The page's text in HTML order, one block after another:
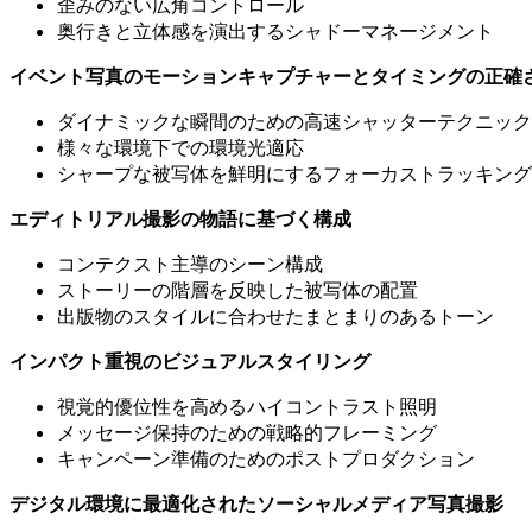
奥行きと立体感を演出するシャドーマネージメント
イベント写真のモーションキャプチャーとタイミングの正確
ダイナミックな瞬間のための高速シャッターテクニック
様々な環境下での環境光適応
シャープな被写体を鮮明にするフォーカストラッキング
エディトリアル撮影の物語に基づく構成
コンテクスト主導のシーン構成
ストーリーの階層を反映した被写体の配置
出版物のスタイルに合わせたまとまりのあるトーン
インパクト重視のビジュアルスタイリング
視覚的優位性を高めるハイコントラスト照明
メッセージ保持のための戦略的フレーミング
キャンペーン準備のためのポストプロダクション
デジタル環境に最適化されたソーシャルメディア写真撮影